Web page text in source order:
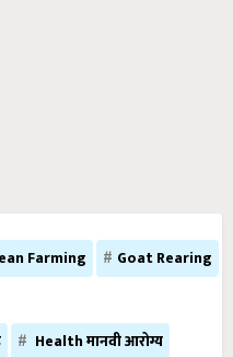
Farming
Goat Rearing
Health मानवी आरोग्य